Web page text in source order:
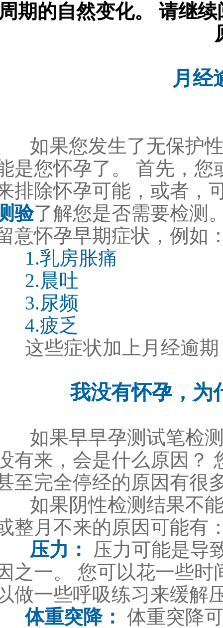
期的自然变化。 请继
月经
果您发生了无保护性
是您怀孕了。 首先，您
排除怀孕可能，或者，
验了解您是否需要检测
意怀孕早期症状，例如
乳房胀痛
晨吐
尿频
疲乏
些症状加上月经逾期
我没有怀孕，为
果早早孕测试笔检测
有来，会是什么原因？
至完全停经的原因有很
果阴性检测结果不能
整月不来的原因可能有
力： 压力可能是导
之一。 您可以花一些时
做一些呼吸练习来缓解
重突降： 体重突降